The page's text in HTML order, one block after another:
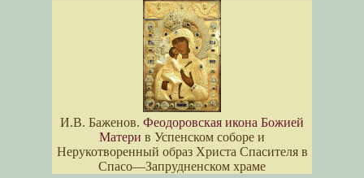
И.В. Баженов. Феодоровская икона Божией
Матери в Успенском соборе и
Нерукотворенный образ Христа Спасителя в
Спасо—Запрудненском храме